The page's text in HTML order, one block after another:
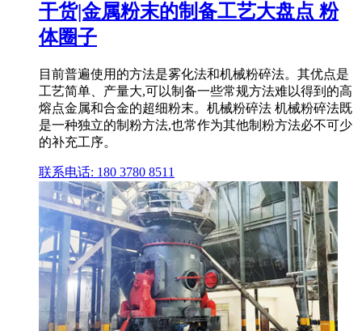
干货|金属粉末的制备工艺大盘点 粉
体圈子
目前普遍使用的方法是雾化法和机械粉碎法。其优点是
工艺简单、产量大,可以制备一些常规方法难以得到的高
熔点金属和合金的超细粉末。机械粉碎法 机械粉碎法既
是一种独立的制粉方法,也常作为其他制粉方法必不可少
的补充工序。
联系电话: 180 3780 8511